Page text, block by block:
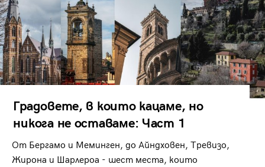
Градовете, в които кацаме, но
никога не оставаме: Част 1
От Бергамо и Меминген, до Айндховен, Тревизо,
Жирона и Шарлероа - шест места, които